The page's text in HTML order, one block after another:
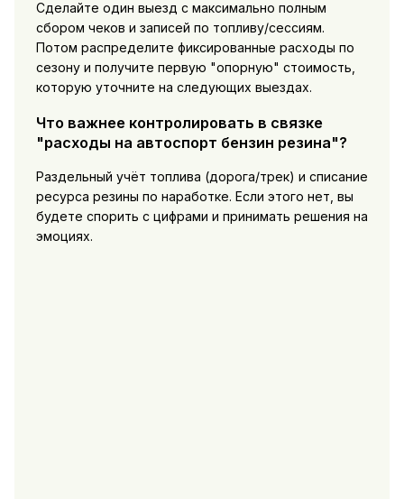
Сделайте один выезд с максимально полным
сбором чеков и записей по топливу/сессиям.
Потом распределите фиксированные расходы по
сезону и получите первую "опорную" стоимость,
которую уточните на следующих выездах.
Что важнее контролировать в связке
"расходы на автоспорт бензин резина"?
Раздельный учёт топлива (дорога/трек) и списание
ресурса резины по наработке. Если этого нет, вы
будете спорить с цифрами и принимать решения на
эмоциях.